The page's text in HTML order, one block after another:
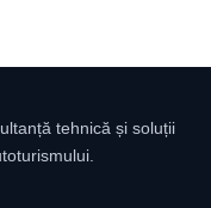
tehnică și soluții